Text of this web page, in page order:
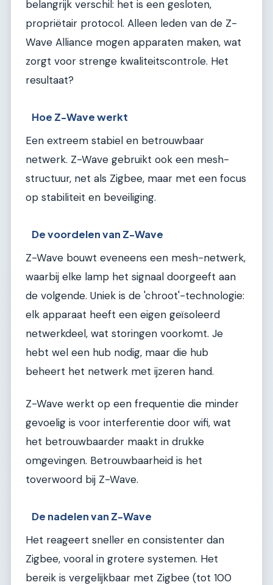
belangrijk verschil: het is een gesloten,
propriëtair protocol. Alleen leden van de Z-
Wave Alliance mogen apparaten maken, wat
zorgt voor strenge kwaliteitscontrole. Het
resultaat?
Hoe Z-Wave werkt
Een extreem stabiel en betrouwbaar
netwerk. Z-Wave gebruikt ook een mesh-
structuur, net als Zigbee, maar met een focus
op stabiliteit en beveiliging.
De voordelen van Z-Wave
Z-Wave bouwt eveneens een mesh-netwerk,
waarbij elke lamp het signaal doorgeeft aan
de volgende. Uniek is de 'chroot'-technologie:
elk apparaat heeft een eigen geïsoleerd
netwerkdeel, wat storingen voorkomt. Je
hebt wel een hub nodig, maar die hub
beheert het netwerk met ijzeren hand.
Z-Wave werkt op een frequentie die minder
gevoelig is voor interferentie door wifi, wat
het betrouwbaarder maakt in drukke
omgevingen. Betrouwbaarheid is het
toverwoord bij Z-Wave.
De nadelen van Z-Wave
Het reageert sneller en consistenter dan
Zigbee, vooral in grotere systemen. Het
bereik is vergelijkbaar met Zigbee (tot 100